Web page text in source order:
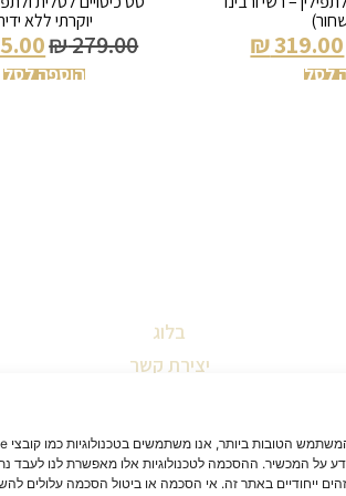
על המכשיר. ההסכמה לטכנולוגיות אלו מאפשרת לנו לעבד
ייחודיים באתר זה. אי הסכמה או ביטול הסכמה עלולים
₪319.00
לסל
יוקרתי ללא
₪279.00
הוספה לסל
בלוג
יצירת קשר
הצהרת נגישות